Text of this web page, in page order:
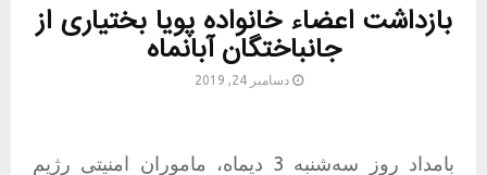
بازداشت اعضاء خانواده پویا بختیاری از
جانباختگان آبانماه
دسامبر 24, 2019
بامداد روز سه‌شنبه 3 دیماە، ماموران امنیتی رژیم